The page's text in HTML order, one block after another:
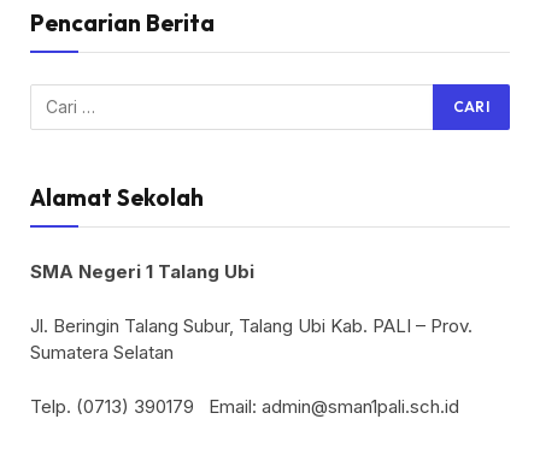
Pencarian Berita
Alamat Sekolah
SMA Negeri 1 Talang Ubi
Jl. Beringin Talang Subur, Talang Ubi Kab. PALI – Prov.
Sumatera Selatan
Telp. (0713) 390179 Email: admin@sman1pali.sch.id